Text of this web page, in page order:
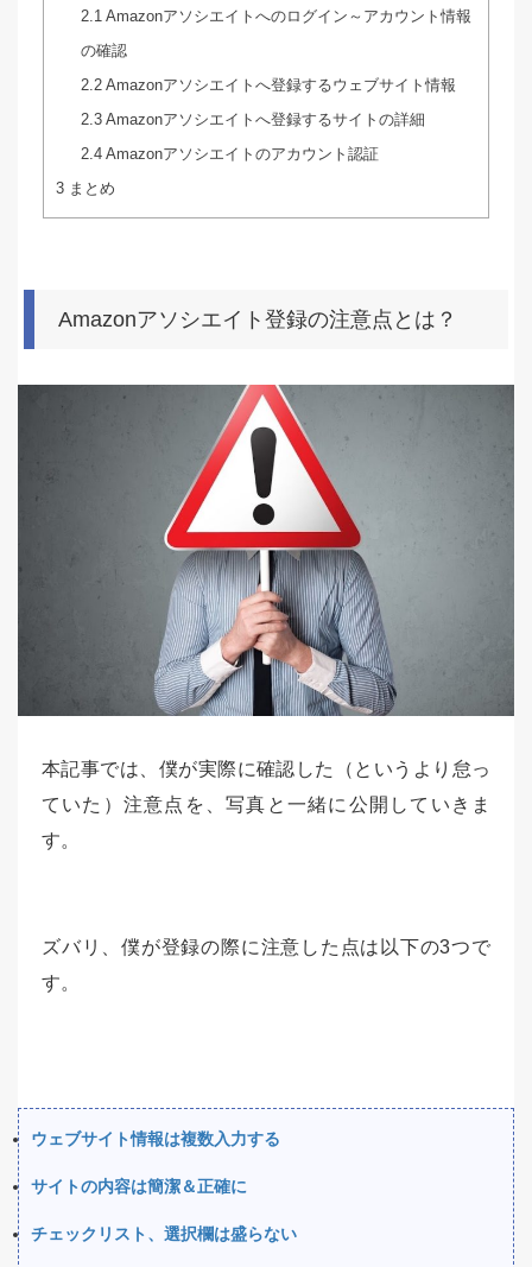
2.1Amazonアソシエイトへのログイン～アカウント情報
の確認
2.2Amazonアソシエイトへ登録するウェブサイト情報
2.3Amazonアソシエイトへ登録するサイトの詳細
2.4Amazonアソシエイトのアカウント認証
3まとめ
Amazonアソシエイト登録の注意点とは？
本記事では、僕が実際に確認した（というより怠っ
ていた）注意点を、写真と一緒に公開していきま
す。
ズバリ、僕が登録の際に注意した点は以下の3つで
す。
ウェブサイト情報は複数入力する
サイトの内容は簡潔＆正確に
チェックリスト、選択欄は盛らない